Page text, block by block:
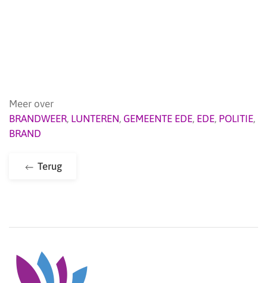
Meer over
BRANDWEER, LUNTEREN, GEMEENTE EDE, EDE, POLITIE,
BRAND
Terug